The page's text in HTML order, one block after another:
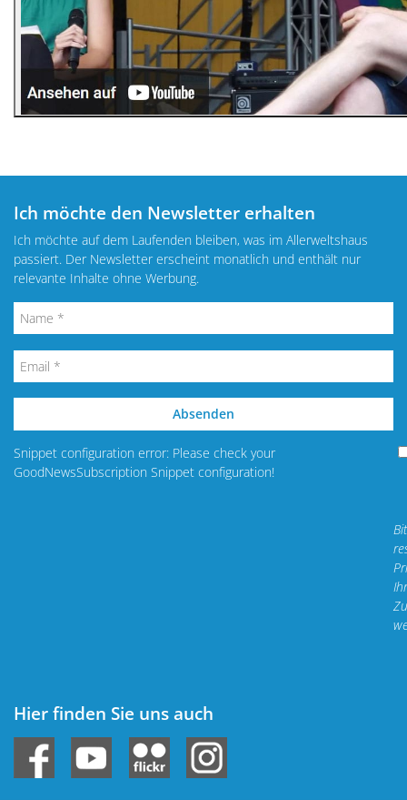
Ich möchte den Newsletter erhalten
Ich möchte auf dem Laufenden bleiben, was im Allerweltshaus
passiert. Der Newsletter erscheint monatlich und enthält nur
relevante Inhalte ohne Werbung.
Absenden
Snippet configuration error: Please check your
GoodNewsSubscription Snippet configuration!
Hier finden Sie uns auch